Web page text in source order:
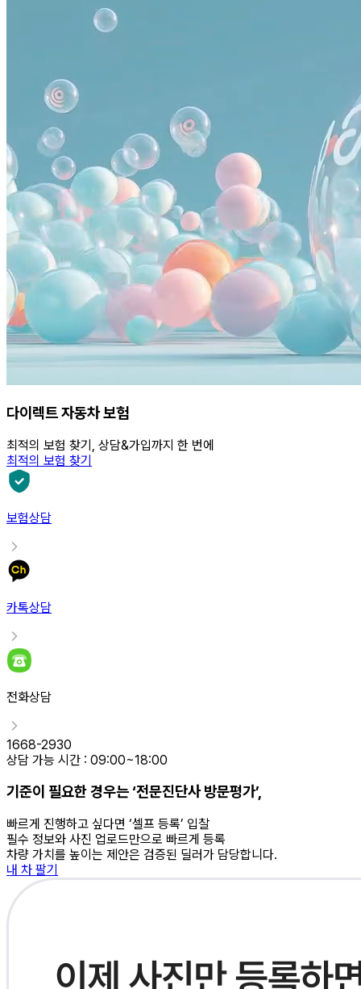
다이렉트 자동차 보험
최적의 보험 찾기, 상담&가입까지 한 번에
최적의 보험 찾기
보험상담
카톡상담
전화상담
1668-2930
상담 가능 시간 : 09:00~18:00
기준이 필요한 경우는 ‘전문진단사 방문평가’,
빠르게 진행하고 싶다면 ‘셀프 등록’ 입찰
필수 정보와 사진 업로드만으로 빠르게 등록
차량 가치를 높이는 제안은 검증된 딜러가 담당합니다.
내 차 팔기